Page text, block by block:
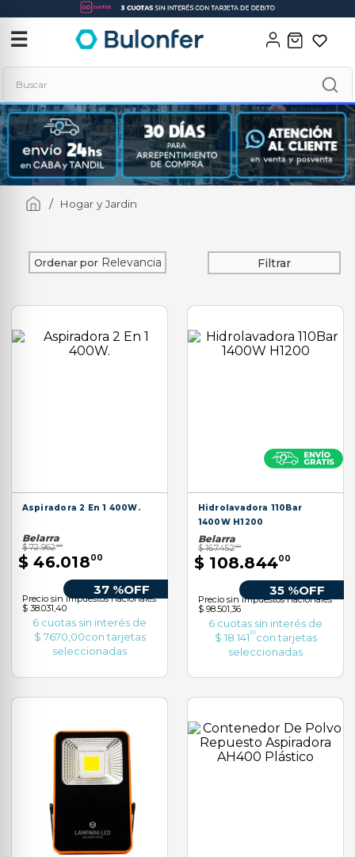
☰
Buscar
Hogar y Jardin
Ordenar por Relevancia Filtrar
Aspiradora 2 En 1 400W.
Belarra
$ 72.96200
$ 46.01800
37 %OFF
Precio sin impuestos nacionales
$ 38.031,40
6 cuotas sin interés de
$ 7670 00con tarjetas
seleccionadas
Hidrolavadora 110Bar
1400W H1200
Belarra
$ 167.45200
$ 108.84400
35 %OFF
Precio sin impuestos nacionales
$ 98.501,36
6 cuotas sin interés de
$ 18 14100con tarjetas
seleccionadas
Términos más buscados
1.
soldadora
2.
neo
3.
combos
.
taladro
compresor